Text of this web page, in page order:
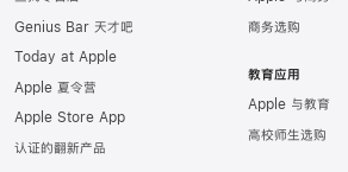
Genius Bar 天才吧
Today at Apple
Apple 夏令营
Apple Store App
认证的翻新产品
商务选购
教育应用
Apple 与教育
高校师生选购